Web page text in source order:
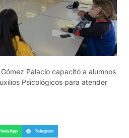
Palacio capacitó a alumnos
Psicológicos para atender
Telegram